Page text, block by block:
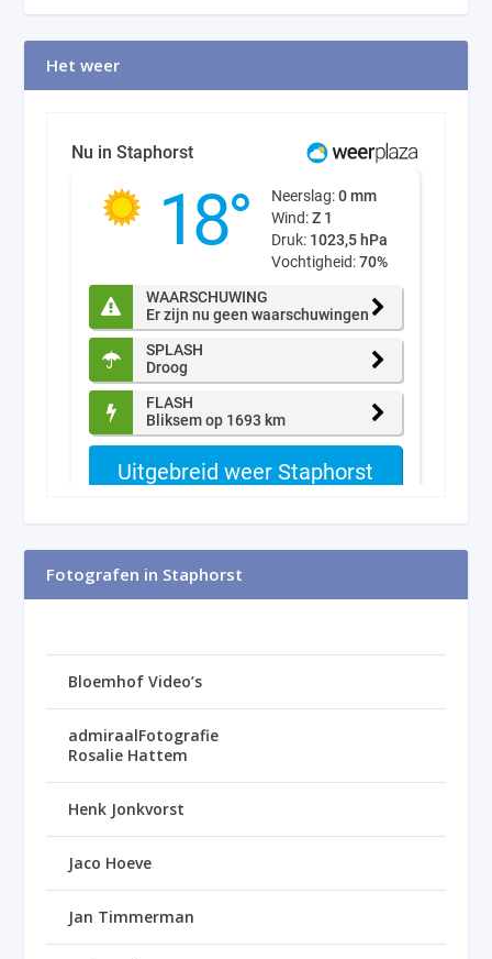
Het weer
Fotografen in Staphorst
Bloemhof Video’s
admiraalFotografie
Rosalie Hattem
Henk Jonkvorst
Jaco Hoeve
Jan Timmerman